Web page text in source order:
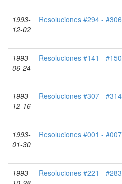
1993-
12-02
Resoluciones #294 - #306
1993-
06-24
Resoluciones #141 - #150
1993-
12-16
Resoluciones #307 - #314
1993-
01-30
Resoluciones #001 - #007
1993-
Resoluciones #221 - #283